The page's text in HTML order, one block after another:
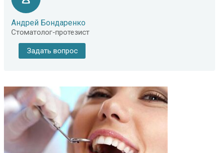
Андрей Бондаренко
Стоматолог-протезист
Задать вопрос